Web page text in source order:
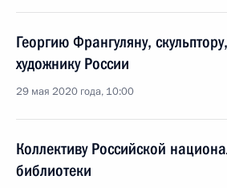
Георгию Франгуляну,
художнику России
29 мая 2020 года, 10:00
Коллективу Российской
библиотеки